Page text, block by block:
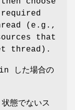
(e.g.,
that
thread).
した場合の
態でないス